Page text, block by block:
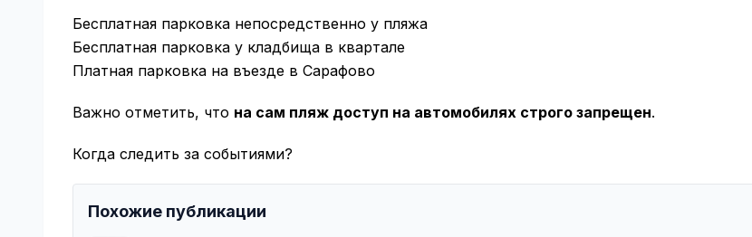
Бесплатная парковка непосредственно у пляжа
Бесплатная парковка у кладбища в квартале
Платная парковка на въезде в Сарафово
Важно отметить, что на сам пляж доступ на автомобилях строго запрещен.
Когда следить за событиями?
Похожие публикации